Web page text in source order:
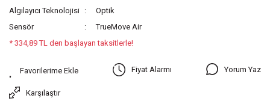
Algılayıcı Teknolojisi
Optik
Sensör
TrueMove Air
* 334,89 TL den başlayan taksitlerle!
Fiyat Alarmı Yorum Yaz
Karşılaştır